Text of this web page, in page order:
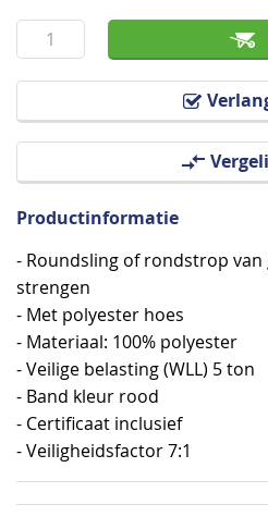
het
begin
van
Productinformatie
- Roundsling of rondstrop
strengen
- Met polyester hoes
- Materiaal: 100% polyester
- Veilige belasting (WLL) 5 ton
- Band kleur rood
- Certificaat inclusief
- Veiligheidsfactor 7:1